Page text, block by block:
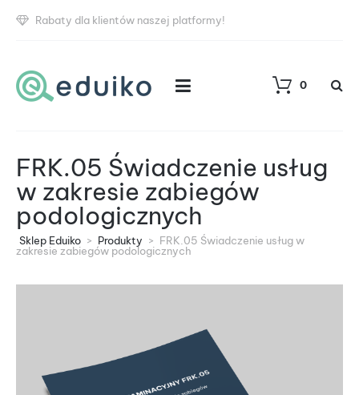
Rabaty dla klientów naszej platformy!
0
FRK.05 Świadczenie usług
w zakresie zabiegów
podologicznych
Sklep Eduiko > Produkty > FRK.05 Świadczenie usług w
zakresie zabiegów podologicznych